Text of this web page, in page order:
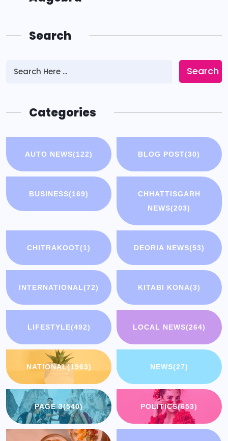
Search
Search
Categories
AUTO NEWS(122) BLOG POST(30)
BUSINESS(169)
CHHATTISGARH
NEWS(203)
CHITRAKOOT(1) DEORIA NEWS(53)
INTERNATIONAL(72) KITABI KONA(3)
LIFESTYLE(492) LOCAL NEWS(264)
NATIONAL(1963) NEWS(27)
PAGE 3(540) POLITICS(653)